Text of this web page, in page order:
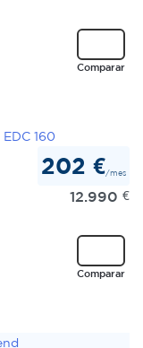
Comparar
202 €/mes
12.990 €
Comparar